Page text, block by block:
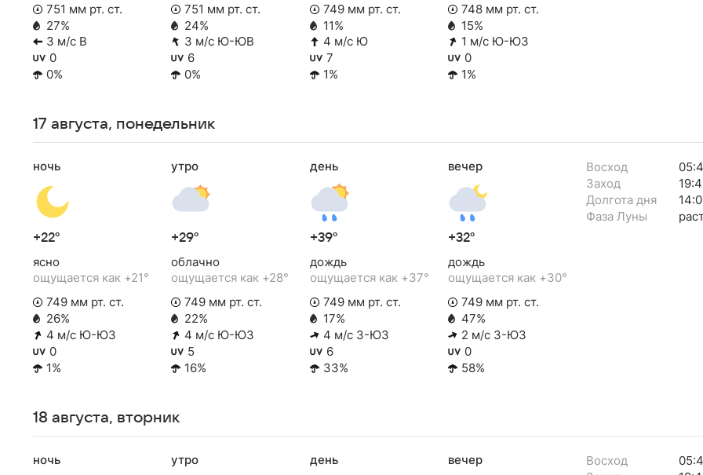
751 мм рт. ст.
27%
3 м/с В
0
0%
751 мм рт. ст.
24%
3 м/с Ю-ЮВ
6
0%
749 мм рт. ст.
11%
4 м/с Ю
7
1%
748 мм рт. ст.
15%
1 м/с Ю-ЮЗ
0
1%
17 августа, понедельник
ночь
+22°
ясно
ощущается как +21°
749 мм рт. ст.
26%
4 м/с Ю-ЮЗ
0
1%
утро
+29°
облачно
ощущается как +28°
749 мм рт. ст.
22%
4 м/с Ю-ЮЗ
5
16%
день
+39°
дождь
ощущается как +37°
749 мм рт. ст.
17%
4 м/с З-ЮЗ
6
33%
вечер
+32°
дождь
ощущается как +30°
749 мм рт. ст.
47%
2 м/с З-ЮЗ
0
58%
Восход
Заход
Долгота дня
Фаза Луны
18 августа, вторник
ночь утро день вечер Восход